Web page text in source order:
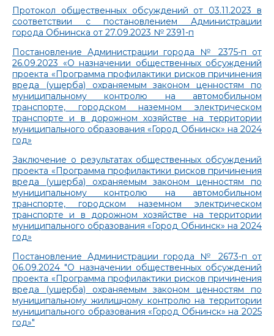
Протокол общественных обсуждений от 03.11.2023 в
соответствии с постановлением Администрации
города Обнинска от 27.09.2023 № 2391-п
Постановление Администрации города № 2375-п от
26.09.2023 «О назначении общественных обсуждений
проекта «Программа профилактики рисков причинения
вреда (ущерба) охраняемым законом ценностям по
муниципальному контролю на автомобильном
транспорте, городском наземном электрическом
транспорте и в дорожном хозяйстве на территории
муниципального образования «Город Обнинск» на 2024
год»
Заключение о результатах общественных обсуждений
проекта «Программа профилактики рисков причинения
вреда (ущерба) охраняемым законом ценностям по
муниципальному контролю на автомобильном
транспорте, городском наземном электрическом
транспорте и в дорожном хозяйстве на территории
муниципального образования «Город Обнинск» на 2024
год»
Постановление Администрации города № 2673-п от
06.09.2024 "О назначении общественных обсуждений
проекта «Программа профилактики рисков причинения
вреда (ущерба) охраняемым законом ценностям по
муниципальному жилищному контролю на территории
муниципального образования «Город Обнинск» на 2025
год»"